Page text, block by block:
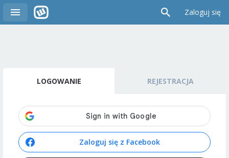
Zaloguj się
LOGOWANIE REJESTRACJA
Zaloguj się z Facebook